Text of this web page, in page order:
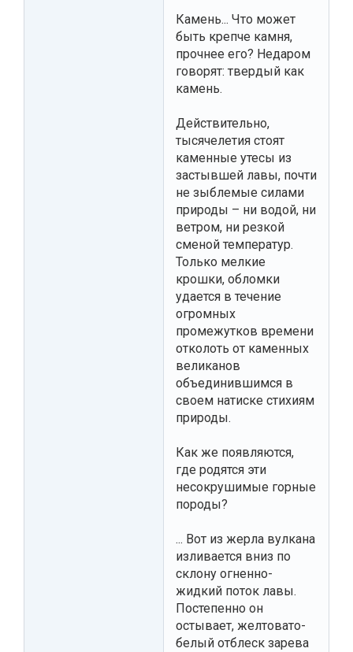
Камень... Что может
быть крепче камня,
прочнее его? Недаром
говорят: твердый как
камень.
Действительно,
тысячелетия стоят
каменные утесы из
застывшей лавы, почти
не зыблемые силами
природы – ни водой, ни
ветром, ни резкой
сменой температур.
Только мелкие
крошки, обломки
удается в течение
огромных
промежутков времени
отколоть от каменных
великанов
объединившимся в
своем натиске стихиям
природы.
Как же появляются,
где родятся эти
несокрушимые горные
породы?
... Вот из жерла вулкана
изливается вниз по
склону огненно-
жидкий поток лавы.
Постепенно он
остывает, желтовато-
белый отблеск зарева